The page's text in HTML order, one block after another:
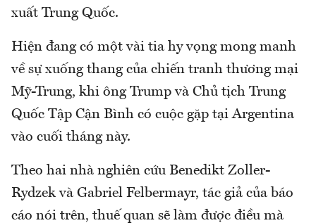
xuất Trung Quốc.
Hiện đang có một vài tia hy vọng mong manh
về sự xuống thang của chiến tranh thương mại
Mỹ-Trung, khi ông Trump và Chủ tịch Trung
Quốc Tập Cận Bình có cuộc gặp tại Argentina
vào cuối tháng này.
Theo hai nhà nghiên cứu Benedikt Zoller-
Rydzek và Gabriel Felbermayr, tác giả của báo
cáo nói trên, thuế quan sẽ làm được điều mà